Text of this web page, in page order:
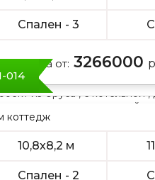
Спален - 3
Цена от: 3266000
из бруса , с котельной ,
с мансардой
014
коттедж
10,8х8,2 м
Спален - 2